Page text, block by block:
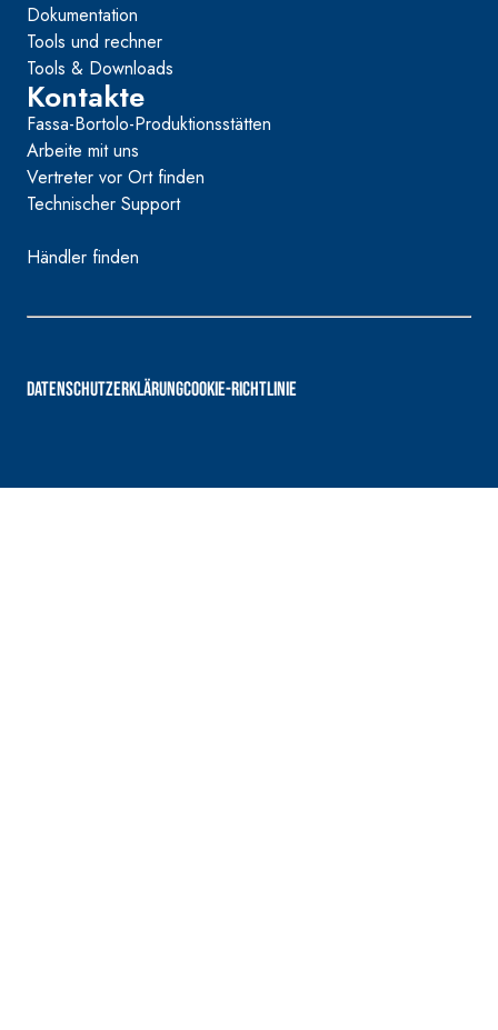
Dokumentation
Tools und rechner
Tools & Downloads
Kontakte
Fassa-Bortolo-Produktionsstätten
Arbeite mit uns
Vertreter vor Ort finden
Technischer Support
Händler finden
DATENSCHUTZERKLÄRUNGCOOKIE-RICHTLINIE